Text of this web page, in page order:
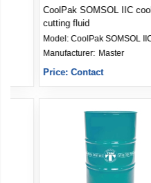
CoolPak SOMSOL IIC coolant,
cutting fluid
CoolPak SOMSOL IIC
Manufacturer: Master
Price: Contact